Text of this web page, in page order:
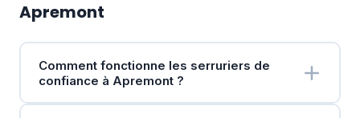
Apremont
Comment fonctionne les serruriers de
confiance à Apremont ?